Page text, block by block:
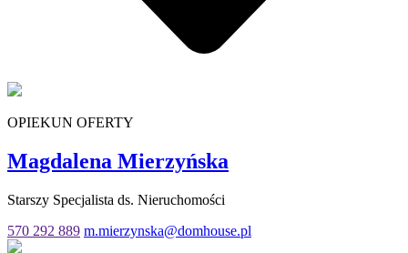
OPIEKUN OFERTY
Magdalena Mierzyńska
Starszy Specjalista ds. Nieruchomości
570 292 889 m.mierzynska@domhouse.pl